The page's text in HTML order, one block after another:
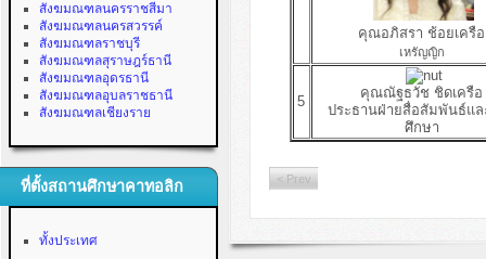
สังฆมณฑลนครราชสีมา
สังฆมณฑลนครสวรรค์
สังฆมณฑลราชบุรี
สังฆมณฑลสุราษฎร์ธานี
สังฆมณฑลอุดรธานี
สังฆมณฑลอุบลราชธานี
สังฆมณฑลเชียงราย
ที่ตั้งสถานศึกษาคาทอลิก
ทั้งประเทศ
คุณอภิสรา ช้อยเครือ
เหรัญญิก
5
คุณณัฐธวัช ชิดเครือ
ประธานฝ่ายสื่อสัมพันธ์แล
ศึกษา
< Prev